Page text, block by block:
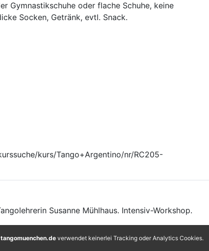
Gymnastikschuhe oder flache Schuhe, keine
Socken, Getränk, evtl. Snack.
kurs/Tango+Argentino/nr/RC205-
Susanne Mühlhaus. Intensiv-Workshop.
tangomuenchen.de verwendet keinerlei Tracking oder Analytics Cookies.